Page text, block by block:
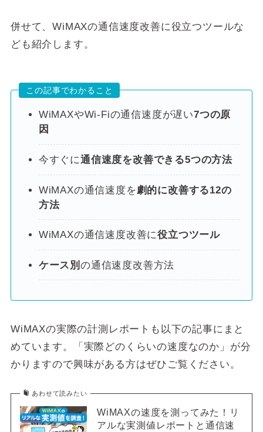
併せて、WiMAXの通信速度改善に役立つツールな
ども紹介します。
この記事でわかること
WiMAXやWi-Fiの通信速度が遅い7つの原
因
今すぐに通信速度を改善できる5つの方法
WiMAXの通信速度を劇的に改善する12の
方法
WiMAXの通信速度改善に役立つツール
ケース別 の通信速度改善方法
WiMAXの実際の計測レポートも以下の記事にまと
めています。「実際どのくらいの速度なのか」が分
かりますので興味がある方はぜひご覧ください。
あわせて読みたい
WiMAXの速度を測ってみた！リ
アルな実測値レポートと通信速